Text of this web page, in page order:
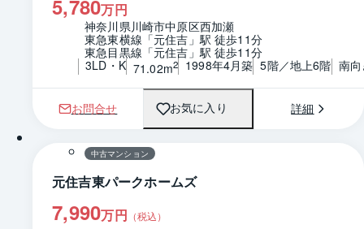
5,780万円
神奈川県川崎市中原区西加瀬
東急東横線「元住吉」駅 徒歩11分
東急目黒線「元住吉」駅 徒歩11分
3LD・K 71.02m2 1998年4月築 5階／地上6階 南
お問合せ お気に入り 詳細
1 / 0 間取り
中古マンション
元住吉東パークホームズ
7,990万円 （税込）